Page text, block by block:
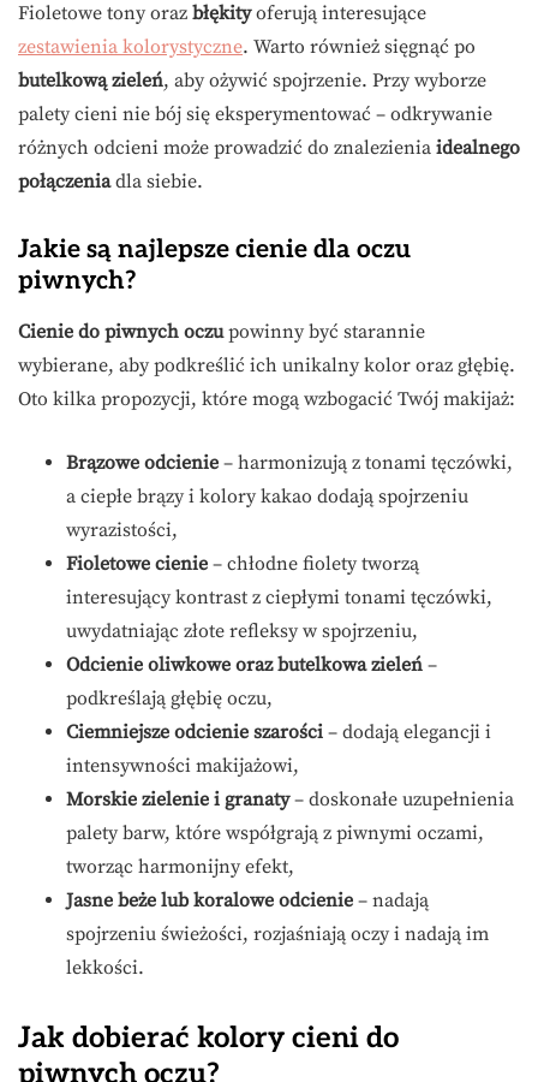
Fioletowe tony oraz błękityoferują interesujące
zestawienia kolorystyczne. Warto również sięgnąć po
butelkową zieleń, aby ożywić spojrzenie. Przy wyborze
palety cieni nie bój się eksperymentować – odkrywanie
różnych odcieni może prowadzić do znalezienia idealnego
połączeniadla siebie.
Jakie są najlepsze cienie dla oczu
piwnych?
Cienie do piwnych oczupowinny być starannie
wybierane, aby podkreślić ich unikalny kolor oraz głębię.
Oto kilka propozycji, które mogą wzbogacić Twój makijaż:
Brązowe odcienie – harmonizują z tonami tęczówki,
a ciepłe brązy i kolory kakao dodają spojrzeniu
wyrazistości,
Fioletowe cienie – chłodne fiolety tworzą
interesujący kontrast z ciepłymi tonami tęczówki,
uwydatniając złote refleksy w spojrzeniu,
Odcienie oliwkowe oraz butelkowa zieleń –
podkreślają głębię oczu,
Ciemniejsze odcienie szarości – dodają elegancji i
intensywności makijażowi,
Morskie zielenie i granaty– doskonałe uzupełnienia
palety barw, które współgrają z piwnymi oczami,
tworząc harmonijny efekt,
Jasne beże lub koralowe odcienie – nadają
spojrzeniu świeżości, rozjaśniają oczy i nadają im
lekkości.
Jak dobierać kolory cieni do
piwnych oczu?